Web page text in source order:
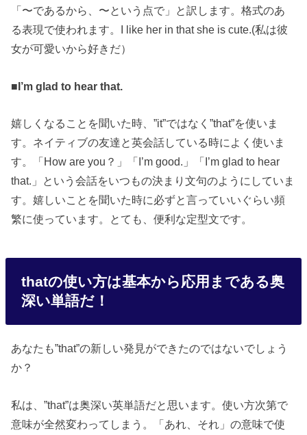
「〜であるから、〜という点で」と訳します。格式のあ
る表現で使われます。I like her in that she is cute.(私は彼
女が可愛いから好きだ）
■I’m glad to hear that.
嬉しくなることを聞いた時、”it”ではなく”that”を使いま
す。ネイティブの友達と英会話している時によく使いま
す。「How are you？」「I’m good.」「I’m glad to hear
that.」という会話をいつもの決まり文句のようにしていま
す。嬉しいことを聞いた時に必ずと言っていいぐらい頻
繁に使っています。とても、便利な定型文です。
thatの使い方は基本から応用まである奥
深い単語だ！
あなたも”that”の新しい発見ができたのではないでしょう
か？
私は、”that”は奥深い英単語だと思います。使い方次第で
意味が全然変わってしまう。「あれ、それ」の意味で使